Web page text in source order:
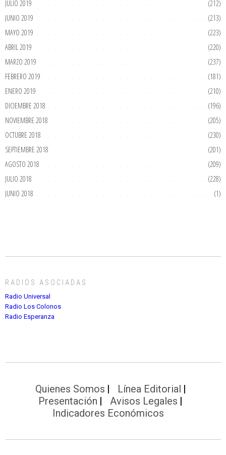
JULIO 2019
(212)
JUNIO 2019
(213)
MAYO 2019
(223)
ABRIL 2019
(220)
MARZO 2019
(237)
FEBRERO 2019
(181)
ENERO 2019
(210)
DICIEMBRE 2018
(196)
NOVIEMBRE 2018
(205)
OCTUBRE 2018
(230)
SEPTIEMBRE 2018
(201)
AGOSTO 2018
(209)
JULIO 2018
(228)
JUNIO 2018
(1)
RADIOS ASOCIADAS
Radio Universal
Radio Los Colonos
Radio Esperanza
Quienes Somos
Línea Editorial
Presentación
Avisos Legales
Indicadores Económicos